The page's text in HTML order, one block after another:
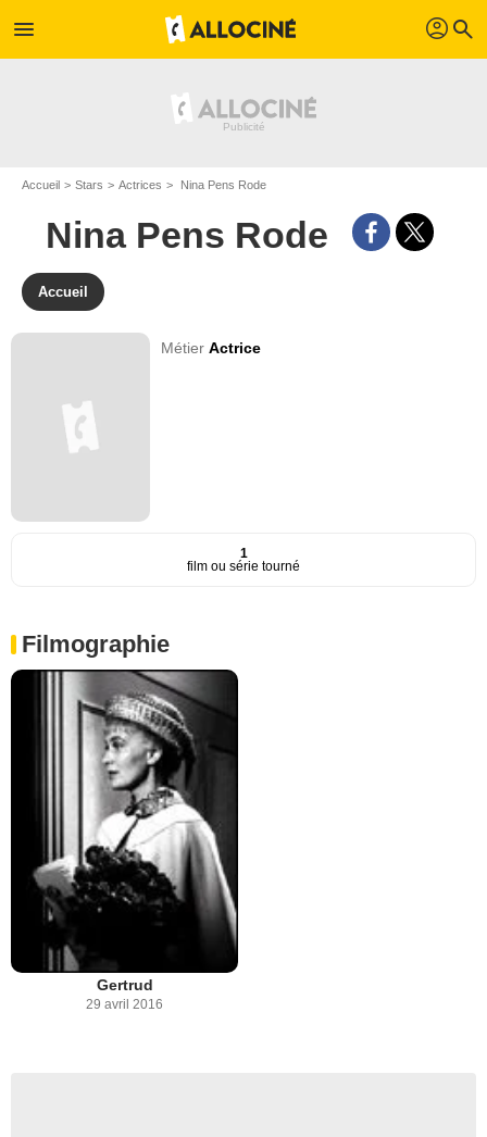
menu profil search
Accueil Stars Actrices Nina Pens Rode
Nina Pens Rode
Accueil
MétierActrice
1
film ou série tourné
Filmographie
Gertrud
29 avril 2016